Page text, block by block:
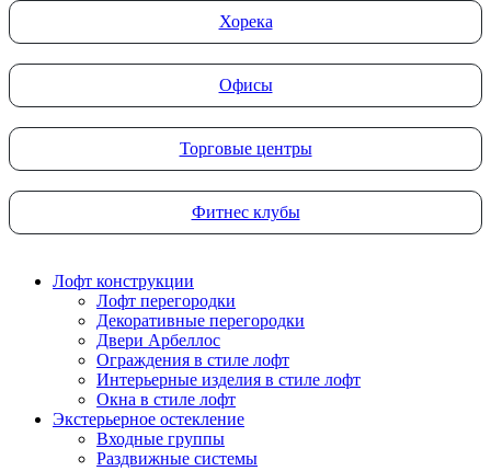
Хорека
Офисы
Торговые центры
Фитнес клубы
Лофт конструкции
Лофт перегородки
Декоративные перегородки
Двери Арбеллос
Ограждения в стиле лофт
Интерьерные изделия в стиле лофт
Окна в стиле лофт
Экстерьерное остекление
Входные группы
Раздвижные системы